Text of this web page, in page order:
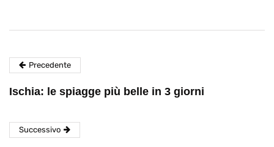
Precedente
Ischia: le spiagge più belle in 3 giorni
Successivo